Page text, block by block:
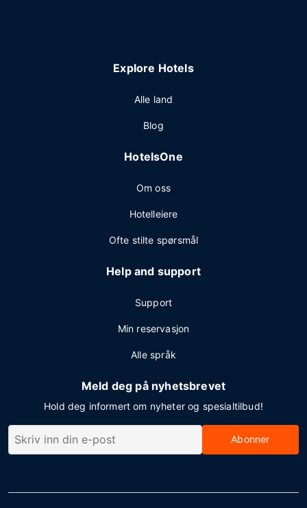
Explore Hotels
Alle land
Blog
HotelsOne
Om oss
Hotelleiere
Ofte stilte spørsmål
Help and support
Support
Min reservasjon
Alle språk
Meld deg på nyhetsbrevet
Hold deg informert om nyheter og spesialtilbud!
Abonner